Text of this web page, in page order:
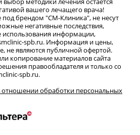
вашего лечащего врача!
брендом "СМ-Клиника", не несут
негативные последствия,
использования информации,
spb.ru. Информация и цены,
не являются публичной офертой.
копирование материалов сайта
правообладателя и только со
spb.ru.
обработки персональных